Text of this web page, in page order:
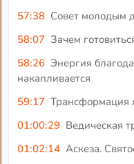
57:38 Совет молодым
58:07 Зачем
58:26 Энергия
накапливается
59:17 Трансформация
01:00:29 Ведическая
01:02:14 Аскеза.